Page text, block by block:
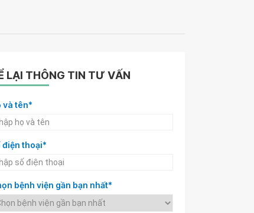
LẠI THÔNG TIN TƯ VẤN
và tên*
điện thoại*
bệnh viện gần bạn nhất*